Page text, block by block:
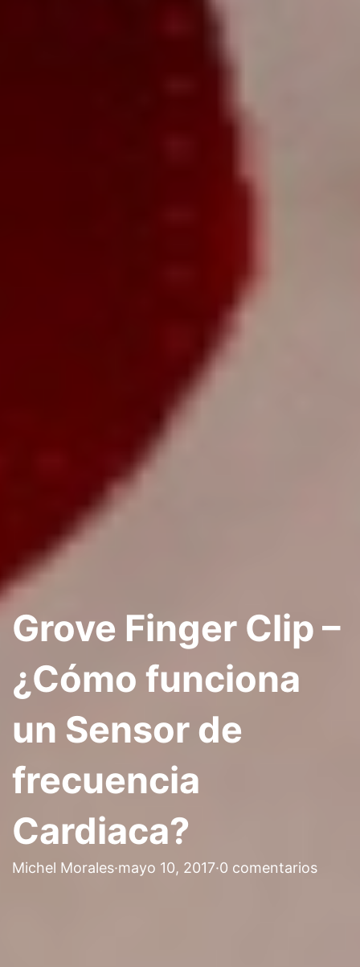
Grove Finger Clip –
¿Cómo funciona
un Sensor de
frecuencia
Cardiaca?
Michel Morales·mayo 10, 2017·0 comentarios